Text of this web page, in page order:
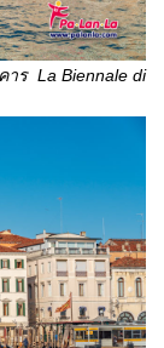
าร La Biennale di